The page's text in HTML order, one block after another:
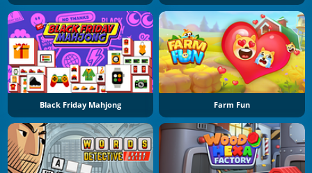
Black Friday Mahjong Farm Fun